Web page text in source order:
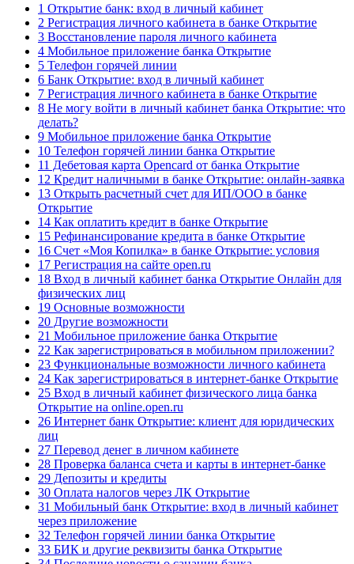
1 Открытие банк: вход в личный кабинет
2 Регистрация личного кабинета в банке Открытие
3 Восстановление пароля личного кабинета
4 Мобильное приложение банка Открытие
5 Телефон горячей линии
6 Банк Открытие: вход в личный кабинет
7 Регистрация личного кабинета в банке Открытие
8 Не могу войти в личный кабинет банка Открытие: что
делать?
9 Мобильное приложение банка Открытие
10 Телефон горячей линии банка Открытие
11 Дебетовая карта Opencard от банка Открытие
12 Кредит наличными в банке Открытие: онлайн-заявка
13 Открыть расчетный счет для ИП/ООО в банке
Открытие
14 Как оплатить кредит в банке Открытие
15 Рефинансирование кредита в банке Открытие
16 Счет «Моя Копилка» в банке Открытие: условия
17 Регистрация на сайте open.ru
18 Вход в личный кабинет банка Открытие Онлайн для
физических лиц
19 Основные возможности
20 Другие возможности
21 Мобильное приложение банка Открытие
22 Как зарегистрироваться в мобильном приложении?
23 Функциональные возможности личного кабинета
24 Как зарегистрироваться в интернет-банке Открытие
25 Вход в личный кабинет физического лица банка
Открытие на online.open.ru
26 Интернет банк Открытие: клиент для юридических
лиц
27 Перевод денег в личном кабинете
28 Проверка баланса счета и карты в интернет-банке
29 Депозиты и кредиты
30 Оплата налогов через ЛК Открытие
31 Мобильный банк Открытие: вход в личный кабинет
через приложение
32 Телефон горячей линии банка Открытие
33 БИК и другие реквизиты банка Открытие